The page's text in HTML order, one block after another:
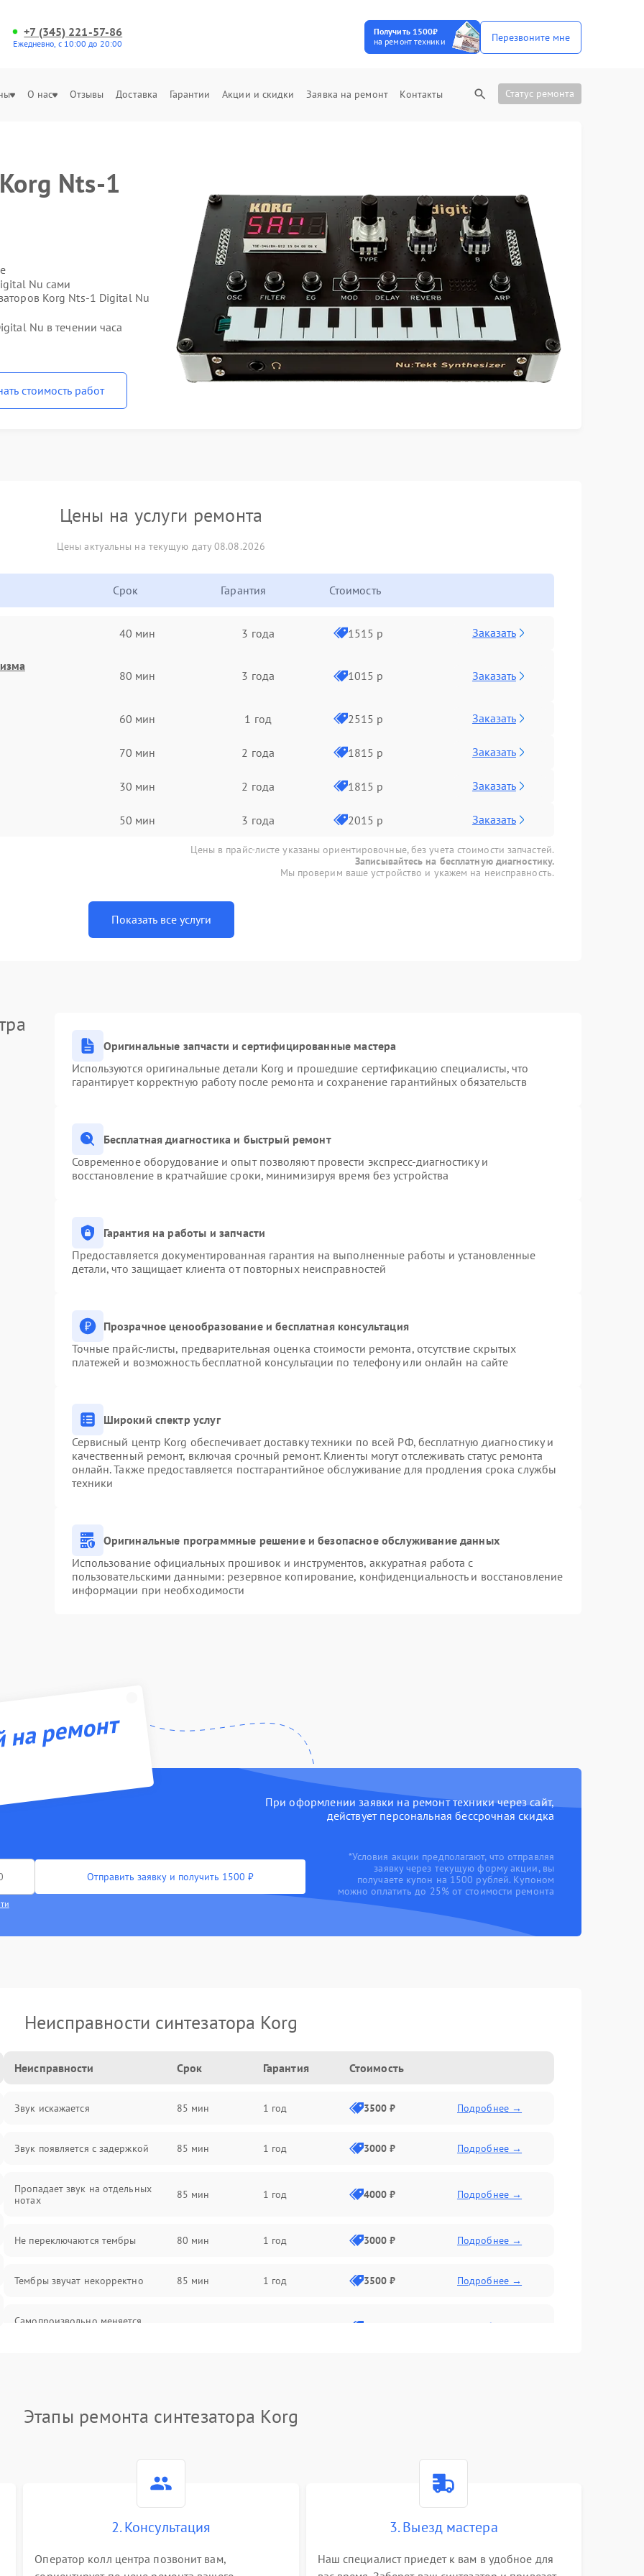
+7 (345) 221-57-86
Ежедневно, с 10:00 до 20:00
Получить 1500₽
на ремонт техники
Перезвоните мне
О нас Отзывы Доставка Гарантии Акции и скидки Заявка на ремонт Контакты Статус ремонта
Nts-1
Nu сами
Korg Nts-1 Digital Nu
Nu в течении часа
стоимость работ
Цены на услуги ремонта
Цены актуальны на текущую дату 08.08.2026
Срок Гарантия Стоимость
40 мин 3 года 1515 р Заказать
80 мин 3 года 1015 р Заказать
60 мин 1 год 2515 р Заказать
70 мин 2 года 1815 р Заказать
30 мин 2 года 1815 р Заказать
50 мин 3 года 2015 р Заказать
Цены в прайс-листе указаны ориентировочные, без учета стоимости запчастей.
Записывайтесь на бесплатную диагностику.
Мы проверим ваше устройство и укажем на неисправность.
Показать все услуги
Оригинальные запчасти и сертифицированные мастера
Используются оригинальные детали Korg и прошедшие сертификацию специалисты, что
гарантирует корректную работу после ремонта и сохранение гарантийных обязательств
Бесплатная диагностика и быстрый ремонт
Современное оборудование и опыт позволяют провести экспресс-диагностику и
восстановление в кратчайшие сроки, минимизируя время без устройства
Гарантия на работы и запчасти
Предоставляется документированная гарантия на выполненные работы и установленные
детали, что защищает клиента от повторных неисправностей
Прозрачное ценообразование и бесплатная консультация
Точные прайс-листы, предварительная оценка стоимости ремонта, отсутствие скрытых
платежей и возможность бесплатной консультации по телефону или онлайн на сайте
Широкий спектр услуг
Сервисный центр Korg обеспечивает доставку техники по всей РФ, бесплатную диагностику и
качественный ремонт, включая срочный ремонт. Клиенты могут отслеживать статус ремонта
онлайн. Также предоставляется постгарантийное обслуживание для продления срока службы
техники
Оригинальные программные решение и безопасное обслуживание данных
Использование официальных прошивок и инструментов, аккуратная работа с
пользовательскими данными: резервное копирование, конфиденциальность и восстановление
информации при необходимости
ремонт
При оформлении заявки на ремонт техники через сайт,
действует персональная бессрочная скидка
Отправить заявку и получить 1500 ₽
*Условия акции предполагают, что отправляя
заявку через текущую форму акции, вы
получаете купон на 1500 рублей. Купоном
можно оплатить до 25% от стоимости ремонта
Неисправности синтезатора Korg
Неисправности Срок Гарантия Стоимость
Звук искажается 85 мин 1 год 3500 ₽ Подробнее →
Звук появляется с задержкой 85 мин 1 год 3000 ₽ Подробнее →
Пропадает звук на отдельных
нотах
85 мин 1 год 4000 ₽ Подробнее →
Не переключаются тембры 80 мин 1 год 3000 ₽ Подробнее →
Тембры звучат некорректно 85 мин 1 год 3500 ₽ Подробнее →
Самопроизвольно меняется
2800 ₽ Подробнее →
Этапы ремонта синтезатора Korg
2. Консультация
Оператор колл центра позвонит вам,
3. Выезд мастера
Наш специалист приедет к вам в удобное для